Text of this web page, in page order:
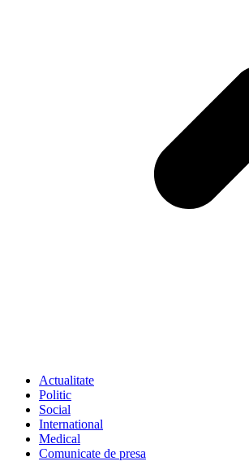
Actualitate
Politic
Social
International
Medical
Comunicate de presa